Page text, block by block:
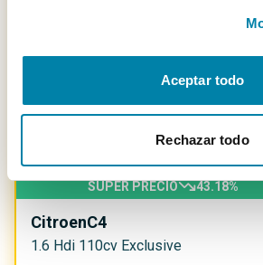
Aceptar todo
Rechazar todo
SUPER PRECIO 43.18%
CitroenC4
1.6 Hdi 110cv Exclusive